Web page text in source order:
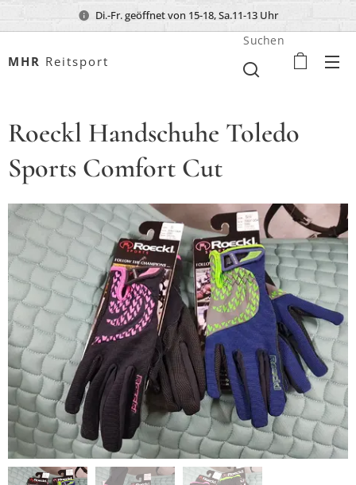
Di.-Fr. geöffnet von 15-18, Sa.11-13 Uhr
MHR Reitsport
Suchen
Roeckl Handschuhe Toledo
Sports Comfort Cut